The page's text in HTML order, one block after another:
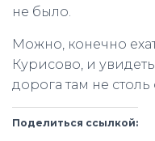
не было.
Можно, конечно
Курисово, и
дорога там не
Поделиться ссылкой: